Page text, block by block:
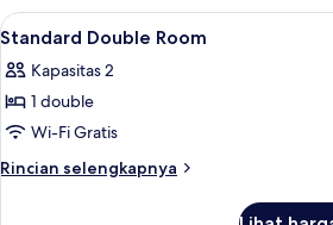
Double
Standar
Sofa
Bed)
Lihat
semua
foto
untuk
Standard
Double
8
Standard Double Room
Kapasitas 2
1 double
Wi-Fi Gratis
Rincian selengkapnya
Rincian